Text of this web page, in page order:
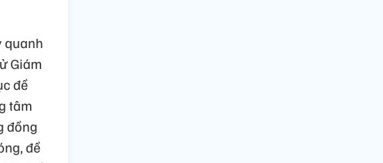
quanh
Giám
đề
tâm
đồng
đề